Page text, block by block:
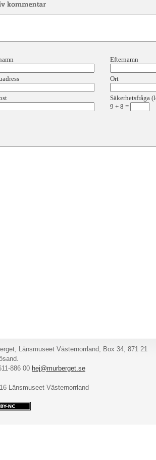
Efternamn
Ort
Säkerhetsfråga
9 + 8 =
Länsmuseet Västernorrland, Box 34, 871 21
886 00 hej@murberget.se
Länsmuseet Västernorrland